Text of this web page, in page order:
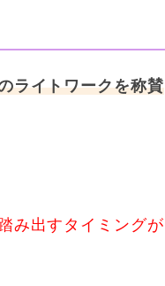
ライトワークを称賛
み出すタイミングが